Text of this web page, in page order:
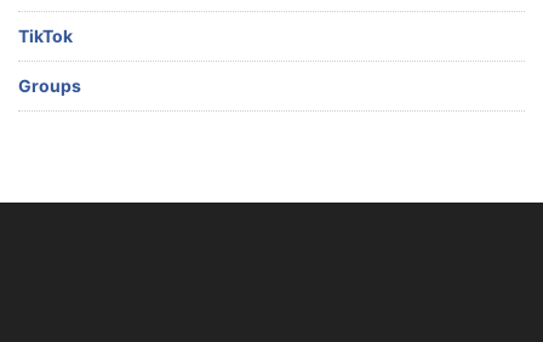
TikTok
Groups